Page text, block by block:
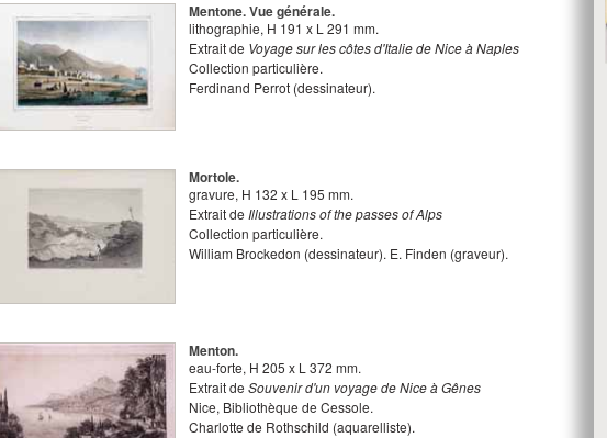
Mentone. Vue générale.
lithographie, H 191 x L 291 mm.
Extrait de Voyage sur les côtes d'Italie de Nice à Naples
Collection particulière.
Ferdinand Perrot (dessinateur).
Mortole.
gravure, H 132 x L 195 mm.
Extrait de Illustrations of the passes of Alps
Collection particulière.
William Brockedon (dessinateur). E. Finden (graveur).
Menton.
eau-forte, H 205 x L 372 mm.
Extrait de Souvenir d'un voyage de Nice à Gênes
Nice, Bibliothèque de Cessole.
Charlotte de Rothschild (aquarelliste).